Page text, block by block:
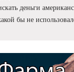
деньги
бы не